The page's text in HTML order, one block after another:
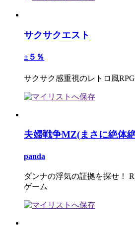
サクサクエスト
±５％
サクサク感重視のレトロ風RPG
夫婦戦争MZ(まさに絶体
panda
ダンナの浮気の証拠を探せ！
ゲーム